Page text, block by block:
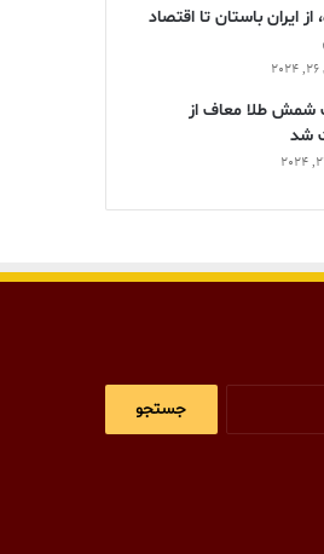
از ایران باستان تا اقتصاد
شمش طلا معاف از
شد